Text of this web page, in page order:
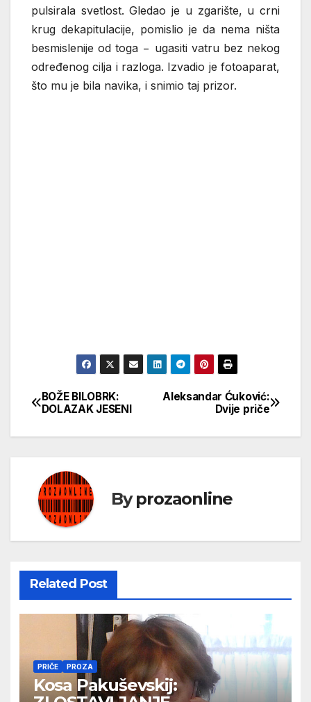
pulsirala svetlost. Gledao je u zgarište, u crni
krug dekapitulacije, pomislio je da nema ništa
besmislenije od toga − ugasiti vatru bez nekog
određenog cilja i razloga. Izvadio je fotoaparat,
što mu je bila navika, i snimio taj prizor.
Кретање
чланка
Aleksandar Ćuković:
Dvije priče
BOŽE BILOBRK:
DOLAZAK JESENI
Byprozaonline
Related Post
PRIČE PROZA
Kosa Pakuševskij: